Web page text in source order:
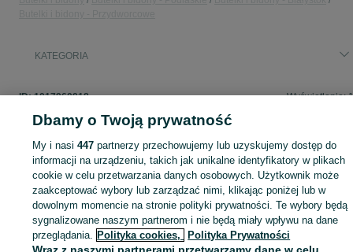
KATEGORIA
ID:1017960918 Wyświetlenia:
Zaloguj się lub załóż konto na OLX, aby skontaktować się z
sprzedającym
Zaloguj się / Załóż konto
Dbamy o Twoją prywatność
My i nasi447 partnerzy przechowujemy lub uzyskujemy dostęp do
informacji na urządzeniu, takich jak unikalne identyfikatory w plikach
cookie w celu przetwarzania danych osobowych. Użytkownik może
zaakceptować wybory lub zarządzać nimi, klikając poniżej lub w
dowolnym momencie na stronie polityki prywatności. Te wybory będą
sygnalizowane naszym partnerom i nie będą miały wpływu na dane
przeglądania. Polityka cookies, Polityka Prywatności